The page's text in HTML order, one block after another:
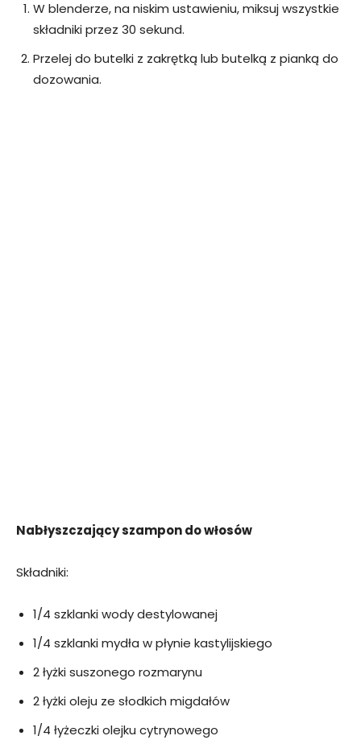
W blenderze, na niskim ustawieniu, miksuj wszystkie
składniki przez 30 sekund.
Przelej do butelki z zakrętką lub butelką z pianką do
dozowania.
Nabłyszczający szampon do włosów
Składniki:
1/4 szklanki wody destylowanej
1/4 szklanki mydła w płynie kastylijskiego
2 łyżki suszonego rozmarynu
2 łyżki oleju ze słodkich migdałów
1/4 łyżeczki olejku cytrynowego